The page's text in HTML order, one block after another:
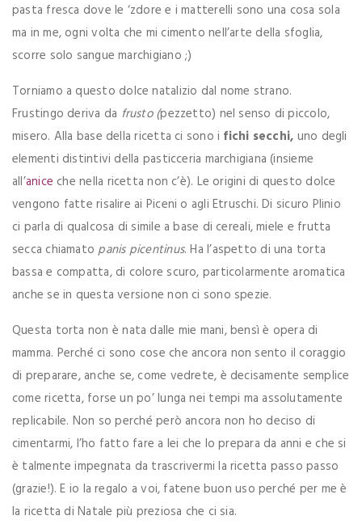
pasta fresca dove le ‘zdore e i matterelli sono una cosa sola
ma in me, ogni volta che mi cimento nell’arte della sfoglia,
scorre solo sangue marchigiano ;)
Torniamo a questo dolce natalizio dal nome strano.
Frustingo deriva da frusto (pezzetto) nel senso di piccolo,
misero. Alla base della ricetta ci sono i fichi secchi, uno degli
elementi distintivi della pasticceria marchigiana (insieme
all’anice che nella ricetta non c’è). Le origini di questo dolce
vengono fatte risalire ai Piceni o agli Etruschi. Di sicuro Plinio
ci parla di qualcosa di simile a base di cereali, miele e frutta
secca chiamatopanis picentinus. Ha l’aspetto di una torta
bassa e compatta, di colore scuro, particolarmente aromatica
anche se in questa versione non ci sono spezie.
Questa torta non è nata dalle mie mani, bensì è opera di
mamma. Perché ci sono cose che ancora non sento il coraggio
di preparare, anche se, come vedrete, è decisamente semplice
come ricetta, forse un po’ lunga nei tempi ma assolutamente
replicabile. Non so perché però ancora non ho deciso di
cimentarmi, l’ho fatto fare a lei che lo prepara da anni e che si
è talmente impegnata da trascrivermi la ricetta passo passo
(grazie!). E io la regalo a voi, fatene buon uso perché per me è
la ricetta di Natale più preziosa che ci sia.